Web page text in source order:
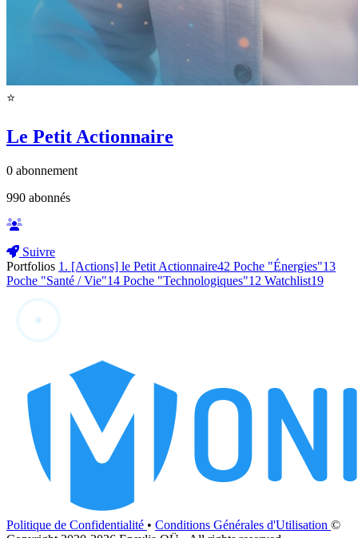
⭐️
Le Petit Actionnaire
0 abonnement
990 abonnés
Suivre
Portfolios 1. [Actions] le Petit Actionnaire42 Poche "Énergies"13
Poche "Santé / Vie"14 Poche "Technologiques"12 Watchlist19
Politique de Confidentialité • Conditions Générales d'Utilisation ©